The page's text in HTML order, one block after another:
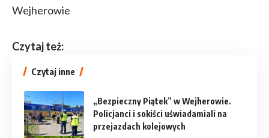
Wejherowie
Czytaj też:
Czytaj inne
„Bezpieczny Piątek” w Wejherowie.
Policjanci i sokiści uświadamiali na
przejazdach kolejowych